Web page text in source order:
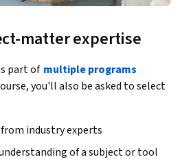
matter expertise
part of multiple programs
you'll also be asked to select
industry experts
of a subject or tool